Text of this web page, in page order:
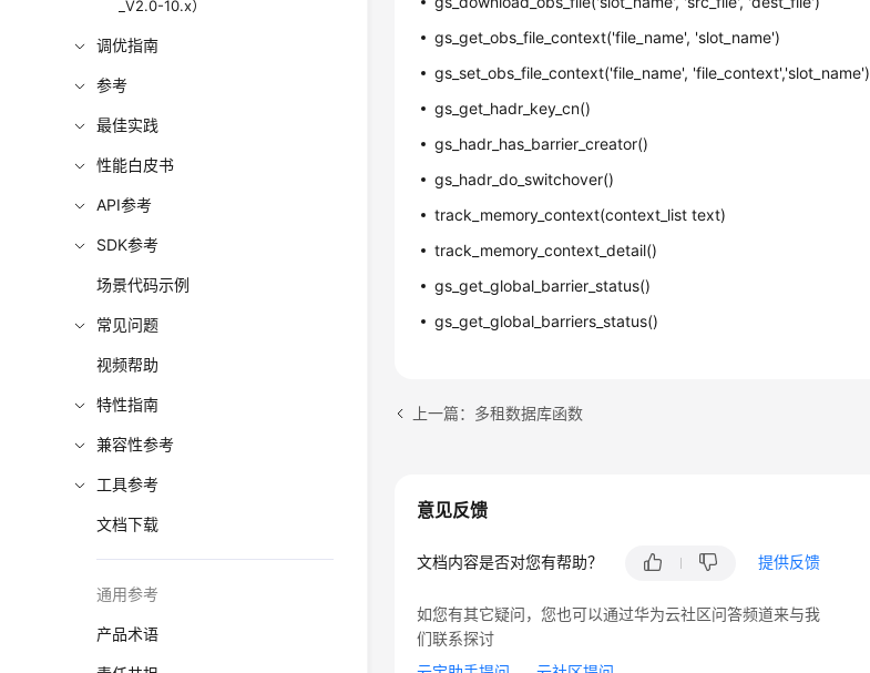
_V2.0-10.x）
调优指南
参考
最佳实践
性能白皮书
API参考
SDK参考
场景代码示例
常见问题
视频帮助
特性指南
兼容性参考
工具参考
文档下载
通用参考
产品术语
gs_get_obs_file_context('file_name', 'slot_name')
gs_set_obs_file_context('file_name', 'file_context','slot_name')
gs_get_hadr_key_cn()
gs_hadr_has_barrier_creator()
gs_hadr_do_switchover()
track_memory_context(context_list text)
track_memory_context_detail()
gs_get_global_barrier_status()
gs_get_global_barriers_status()
上一篇：多租数据库函数
意见反馈
文档内容是否对您有帮助？ 提供反馈
如您有其它疑问，您也可以通过华为云社区问答频道来与我
们联系探讨